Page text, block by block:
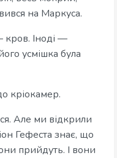
на Маркуса.
Іноді —
усмішка була
кріокамер.
Але ми відкрили
Гефеста знає, що
прийдуть. І вони